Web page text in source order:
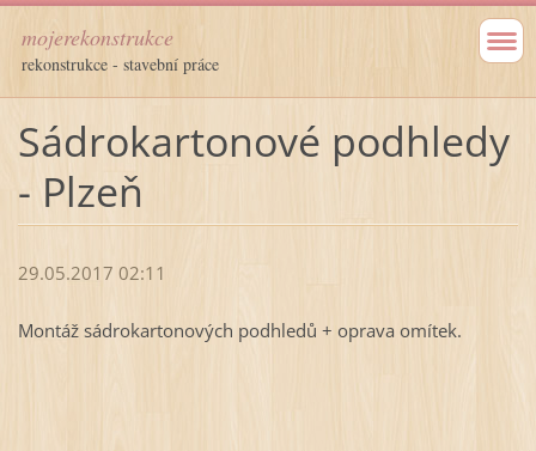
mojerekonstrukce
rekonstrukce - stavební práce
Sádrokartonové podhledy
- Plzeň
29.05.2017 02:11
Montáž sádrokartonových podhledů + oprava omítek.